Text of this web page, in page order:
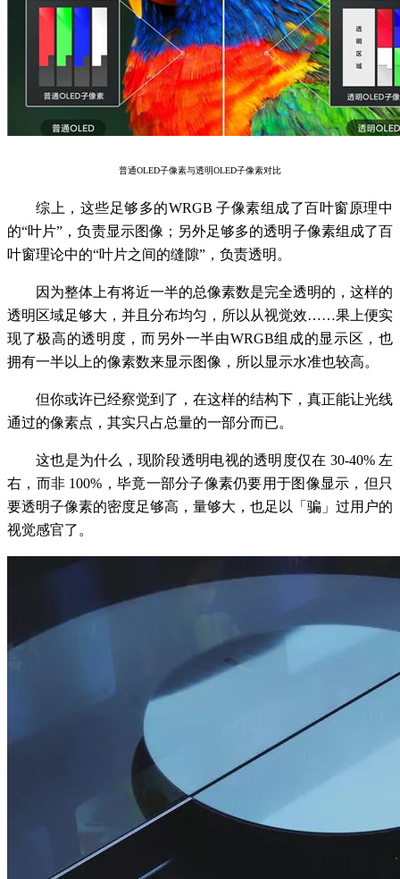
普通OLED子像素与透明OLED子像素对比
综上，这些足够多的WRGB 子像素组成了百叶窗原理中
的“叶片”，负责显示图像；另外足够多的透明子像素组成了百
叶窗理论中的“叶片之间的缝隙”，负责透明。
因为整体上有将近一半的总像素数是完全透明的，这样的
透明区域足够大，并且分布均匀，所以从视觉效……果上便实
现了极高的透明度，而另外一半由WRGB组成的显示区，也
拥有一半以上的像素数来显示图像，所以显示水准也较高。
但你或许已经察觉到了，在这样的结构下，真正能让光线
通过的像素点，其实只占总量的一部分而已。
这也是为什么，现阶段透明电视的透明度仅在 30-40% 左
右，而非 100%，毕竟一部分子像素仍要用于图像显示，但只
要透明子像素的密度足够高，量够大，也足以「骗」过用户的
视觉感官了。